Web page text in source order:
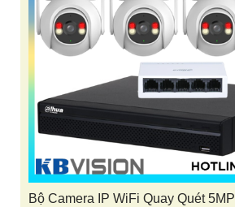
Bộ Camera IP WiFi Quay Quét 5MP